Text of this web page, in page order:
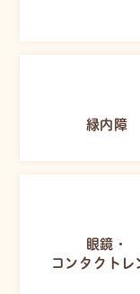
緑内障
眼鏡・
コンタクトレ